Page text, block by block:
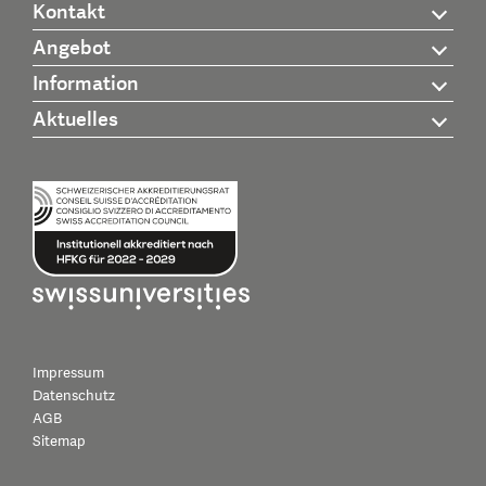
Kontakt
Angebot
Information
Aktuelles
Impressum
Datenschutz
AGB
Sitemap